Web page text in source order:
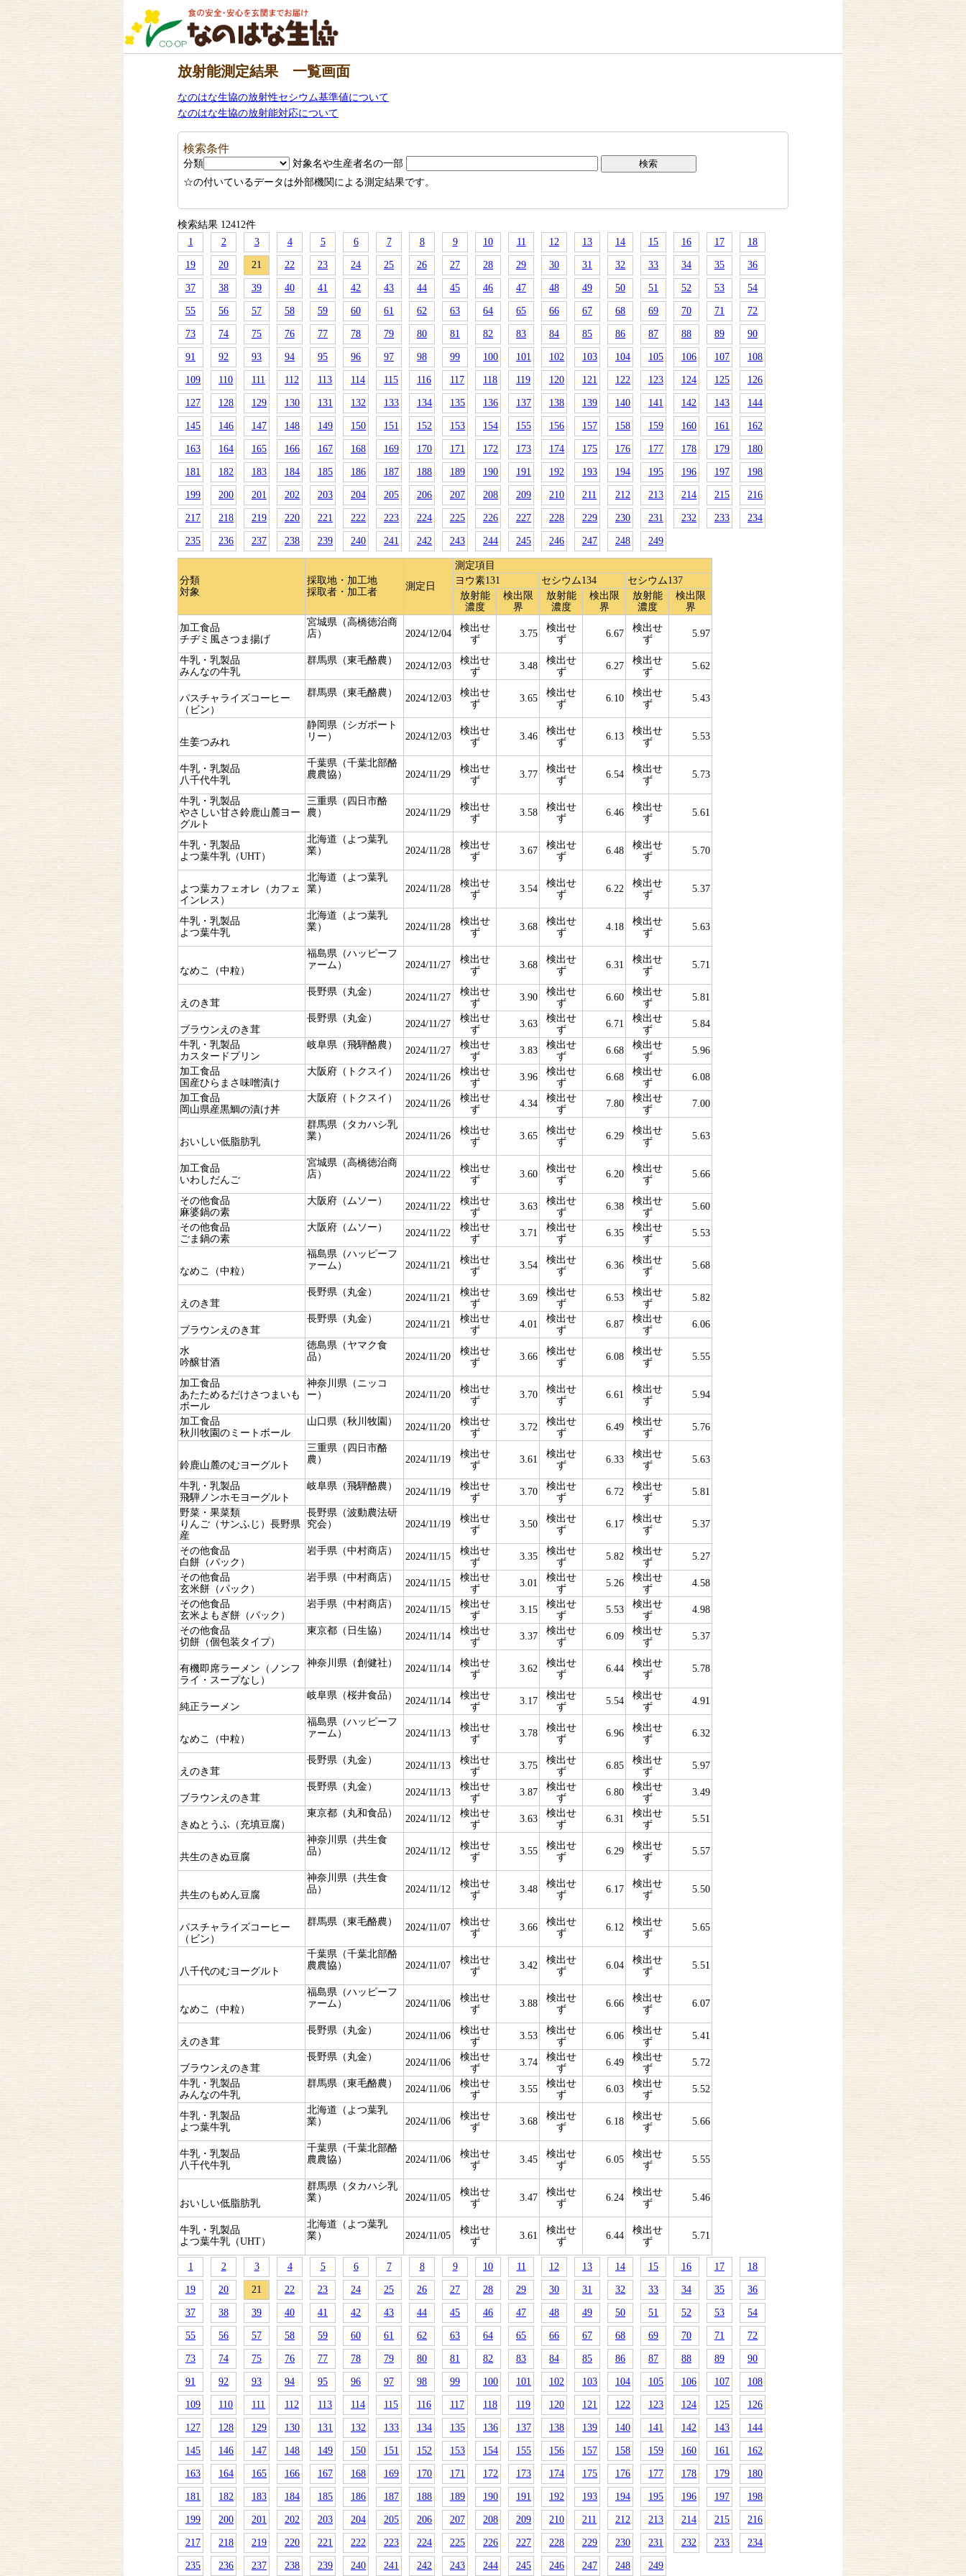
放射能測定結果 一覧画面
なのはな生協の放射性セシウム基準値について
なのはな生協の放射能対応について
検索条件
分類
対象名や生産者名の一部
☆の付いているデータは外部機関による測定結果です。
検索結果 12412件
1
2 3 4 5 6 7 8 9 10 11 12 13 14 15 16 17 18
19 20 21 22 23 24 25 26 27 28 29 30 31 32 33 34 35 36
37 38 39 40 41 42 43 44 45 46 47 48 49 50 51 52 53 54
55 56 57 58 59 60 61 62 63 64 65 66 67 68 69 70 71 72
73 74 75 76 77 78 79 80 81 82 83 84 85 86 87 88 89 90
91 92 93 94 95 96 97 98 99 100 101 102 103 104 105 106 107 108
109 110 111 112 113 114 115 116 117 118 119 120 121 122 123 124 125 126
127 128 129 130 131 132 133 134 135 136 137 138 139 140 141 142 143 144
145 146 147 148 149 150 151 152 153 154 155 156 157 158 159 160 161 162
163 164 165 166 167 168 169 170 171 172 173 174 175 176 177 178 179 180
181 182 183 184 185 186 187 188 189 190 191 192 193 194 195 196 197 198
199 200 201 202 203 204 205 206 207 208 209 210 211 212 213 214 215 216
217 218 219 220 221 222 223 224 225 226 227 228 229 230 231 232 233 234
235 236 237 238 239 240 241 242 243 244 245 246 247 248 249
分類
対象
採取地・加工地
採取者・加工者
測定日
測定項目
ヨウ素131
セシウム134
セシウム137
放射能
濃度
検出限
界
放射能
濃度
検出限
界
放射能
濃度
検出限
界
加工食品
チヂミ風さつま揚げ
宮城県（高橋徳治商
店）
2024/12/04
検出せ
ず
3.75
検出せ
ず
6.67
検出せ
ず
5.97
牛乳・乳製品
みんなの牛乳
群馬県（東毛酪農）
2024/12/03
検出せ
ず
3.48
検出せ
ず
6.27
検出せ
ず
5.62
パスチャライズコーヒー
（ビン）
群馬県（東毛酪農）
2024/12/03
検出せ
ず
3.65
検出せ
ず
6.10
検出せ
ず
5.43
生姜つみれ
静岡県（シガポート
リー）
2024/12/03
検出せ
ず
3.46
検出せ
ず
6.13
検出せ
ず
5.53
牛乳・乳製品
八千代牛乳
千葉県（千葉北部酪
農農協）
2024/11/29
検出せ
ず
3.77
検出せ
ず
6.54
検出せ
ず
5.73
牛乳・乳製品
やさしい甘さ鈴鹿山麓ヨー
グルト
三重県（四日市酪
農）
2024/11/29
検出せ
ず
3.58
検出せ
ず
6.46
検出せ
ず
5.61
牛乳・乳製品
よつ葉牛乳（UHT）
北海道（よつ葉乳
業）
2024/11/28
検出せ
ず
3.67
検出せ
ず
6.48
検出せ
ず
5.70
よつ葉カフェオレ（カフェ
インレス）
北海道（よつ葉乳
業）
2024/11/28
検出せ
ず
3.54
検出せ
ず
6.22
検出せ
ず
5.37
牛乳・乳製品
よつ葉牛乳
北海道（よつ葉乳
業）
2024/11/28
検出せ
ず
3.68
検出せ
ず
4.18
検出せ
ず
5.63
なめこ（中粒）
福島県（ハッピーフ
ァーム）
2024/11/27
検出せ
ず
3.68
検出せ
ず
6.31
検出せ
ず
5.71
えのき茸
長野県（丸金）
2024/11/27
検出せ
ず
3.90
検出せ
ず
6.60
検出せ
ず
5.81
ブラウンえのき茸
長野県（丸金）
2024/11/27
検出せ
ず
3.63
検出せ
ず
6.71
検出せ
ず
5.84
牛乳・乳製品
カスタードプリン
岐阜県（飛騨酪農）
2024/11/27
検出せ
ず
3.83
検出せ
ず
6.68
検出せ
ず
5.96
加工食品
国産ひらまさ味噌漬け
大阪府（トクスイ）
2024/11/26
検出せ
ず
3.96
検出せ
ず
6.68
検出せ
ず
6.08
加工食品
岡山県産黒鯛の漬け丼
大阪府（トクスイ）
2024/11/26
検出せ
ず
4.34
検出せ
ず
7.80
検出せ
ず
7.00
おいしい低脂肪乳
群馬県（タカハシ乳
業）
2024/11/26
検出せ
ず
3.65
検出せ
ず
6.29
検出せ
ず
5.63
加工食品
いわしだんご
宮城県（高橋徳治商
店）
2024/11/22
検出せ
ず
3.60
検出せ
ず
6.20
検出せ
ず
5.66
その他食品
麻婆鍋の素
大阪府（ムソー）
2024/11/22
検出せ
ず
3.63
検出せ
ず
6.38
検出せ
ず
5.60
その他食品
ごま鍋の素
大阪府（ムソー）
2024/11/22
検出せ
ず
3.71
検出せ
ず
6.35
検出せ
ず
5.53
なめこ（中粒）
福島県（ハッピーフ
ァーム）
2024/11/21
検出せ
ず
3.54
検出せ
ず
6.36
検出せ
ず
5.68
えのき茸
長野県（丸金）
2024/11/21
検出せ
ず
3.69
検出せ
ず
6.53
検出せ
ず
5.82
ブラウンえのき茸
長野県（丸金）
2024/11/21
検出せ
ず
4.01
検出せ
ず
6.87
検出せ
ず
6.06
水
吟醸甘酒
徳島県（ヤマク食
品）
2024/11/20
検出せ
ず
3.66
検出せ
ず
6.08
検出せ
ず
5.55
加工食品
あたためるだけさつまいも
ボール
神奈川県（ニッコ
ー）
2024/11/20
検出せ
ず
3.70
検出せ
ず
6.61
検出せ
ず
5.94
加工食品
秋川牧園のミートボール
山口県（秋川牧園）
2024/11/20
検出せ
ず
3.72
検出せ
ず
6.49
検出せ
ず
5.76
鈴鹿山麓のむヨーグルト
三重県（四日市酪
農）
2024/11/19
検出せ
ず
3.61
検出せ
ず
6.33
検出せ
ず
5.63
牛乳・乳製品
飛騨ノンホモヨーグルト
岐阜県（飛騨酪農）
2024/11/19
検出せ
ず
3.70
検出せ
ず
6.72
検出せ
ず
5.81
野菜・果菜類
りんご（サンふじ）長野県
産
長野県（波動農法研
究会）
2024/11/19
検出せ
ず
3.50
検出せ
ず
6.17
検出せ
ず
5.37
その他食品
白餅（パック）
岩手県（中村商店）
2024/11/15
検出せ
ず
3.35
検出せ
ず
5.82
検出せ
ず
5.27
その他食品
玄米餅（パック）
岩手県（中村商店）
2024/11/15
検出せ
ず
3.01
検出せ
ず
5.26
検出せ
ず
4.58
その他食品
玄米よもぎ餅（パック）
岩手県（中村商店）
2024/11/15
検出せ
ず
3.15
検出せ
ず
5.53
検出せ
ず
4.98
その他食品
切餅（個包装タイプ）
東京都（日生協）
2024/11/14
検出せ
ず
3.37
検出せ
ず
6.09
検出せ
ず
5.37
有機即席ラーメン（ノンフ
ライ・スープなし）
神奈川県（創健社）
2024/11/14
検出せ
ず
3.62
検出せ
ず
6.44
検出せ
ず
5.78
純正ラーメン
岐阜県（桜井食品）
2024/11/14
検出せ
ず
3.17
検出せ
ず
5.54
検出せ
ず
4.91
なめこ（中粒）
福島県（ハッピーフ
ァーム）
2024/11/13
検出せ
ず
3.78
検出せ
ず
6.96
検出せ
ず
6.32
えのき茸
長野県（丸金）
2024/11/13
検出せ
ず
3.75
検出せ
ず
6.85
検出せ
ず
5.97
ブラウンえのき茸
長野県（丸金）
2024/11/13
検出せ
ず
3.87
検出せ
ず
6.80
検出せ
ず
3.49
きぬとうふ（充填豆腐）
東京都（丸和食品）
2024/11/12
検出せ
ず
3.63
検出せ
ず
6.31
検出せ
ず
5.51
共生のきぬ豆腐
神奈川県（共生食
品）
2024/11/12
検出せ
ず
3.55
検出せ
ず
6.29
検出せ
ず
5.57
共生のもめん豆腐
神奈川県（共生食
品）
2024/11/12
検出せ
ず
3.48
検出せ
ず
6.17
検出せ
ず
5.50
パスチャライズコーヒー
（ビン）
群馬県（東毛酪農）
2024/11/07
検出せ
ず
3.66
検出せ
ず
6.12
検出せ
ず
5.65
八千代のむヨーグルト
千葉県（千葉北部酪
農農協）
2024/11/07
検出せ
ず
3.42
検出せ
ず
6.04
検出せ
ず
5.51
なめこ（中粒）
福島県（ハッピーフ
ァーム）
2024/11/06
検出せ
ず
3.88
検出せ
ず
6.66
検出せ
ず
6.07
えのき茸
長野県（丸金）
2024/11/06
検出せ
ず
3.53
検出せ
ず
6.06
検出せ
ず
5.41
ブラウンえのき茸
長野県（丸金）
2024/11/06
検出せ
ず
3.74
検出せ
ず
6.49
検出せ
ず
5.72
牛乳・乳製品
みんなの牛乳
群馬県（東毛酪農）
2024/11/06
検出せ
ず
3.55
検出せ
ず
6.03
検出せ
ず
5.52
牛乳・乳製品
よつ葉牛乳
北海道（よつ葉乳
業）
2024/11/06
検出せ
ず
3.68
検出せ
ず
6.18
検出せ
ず
5.66
牛乳・乳製品
八千代牛乳
千葉県（千葉北部酪
農農協）
2024/11/06
検出せ
ず
3.45
検出せ
ず
6.05
検出せ
ず
5.55
おいしい低脂肪乳
群馬県（タカハシ乳
業）
2024/11/05
検出せ
ず
3.47
検出せ
ず
6.24
検出せ
ず
5.46
牛乳・乳製品
よつ葉牛乳（UHT）
北海道（よつ葉乳
業）
2024/11/05
検出せ
ず
3.61
検出せ
ず
6.44
検出せ
ず
5.71
1 2 3 4 5 6 7 8 9 10 11 12 13 14 15 16 17 18
19 20 21 22 23 24 25 26 27 28 29 30 31 32 33 34 35 36
37 38 39 40 41 42 43 44 45 46 47 48 49 50 51 52 53 54
55 56 57 58 59 60 61 62 63 64 65 66 67 68 69 70 71 72
73 74 75 76 77 78 79 80 81 82 83 84 85 86 87 88 89 90
91 92 93 94 95 96 97 98 99 100 101 102 103 104 105 106 107 108
109 110 111 112 113 114 115 116 117 118 119 120 121 122 123 124 125 126
127 128 129 130 131 132 133 134 135 136 137 138 139 140 141 142 143 144
145 146 147 148 149 150 151 152 153 154 155 156 157 158 159 160 161 162
163 164 165 166 167 168 169 170 171 172 173 174 175 176 177 178 179 180
181 182 183 184 185 186 187 188 189 190 191 192 193 194 195 196 197 198
199 200 201 202 203 204 205 206 207 208 209 210 211 212 213 214 215 216
217 218 219 220 221 222 223 224 225 226 227 228 229 230 231 232 233 234
235 236 237 238 239 240 241 242 243 244 245 246 247 248 249